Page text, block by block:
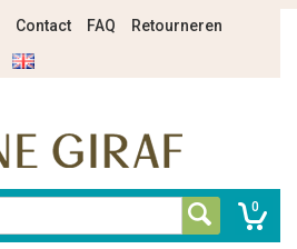
Contact FAQ
Retourneren
0